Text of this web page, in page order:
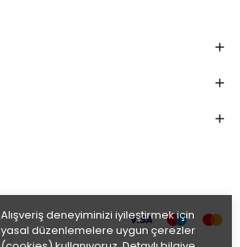
Alışveriş deneyiminizi iyileştirmek için
yasal düzenlemelere uygun çerezler